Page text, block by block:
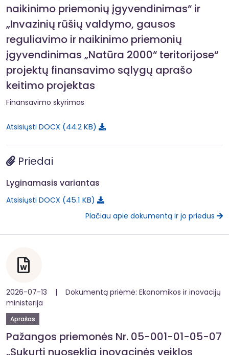
naikinimo priemonių įgyvendinimas“ ir
„Invazinių rūšių valdymo, gausos
reguliavimo ir naikinimo priemonių
įgyvendinimas „Natūra 2000“ teritorijose“
projektų finansavimo sąlygų aprašo
keitimo projektas
Finansavimo skyrimas
Atsisiųsti DOCX 44.2 KB
Priedai
Lyginamasis variantas
Atsisiųsti DOCX 45.1 KB
Plačiau apie dokumentą ir jo priedus
2026-07-13 | Dokumentą priėmė: Ekonomikos ir inovacijų
ministerija
Aprašas
Pažangos priemonės Nr. 05-001-01-05-07
„Sukurti nuoseklią inovacinės veiklos